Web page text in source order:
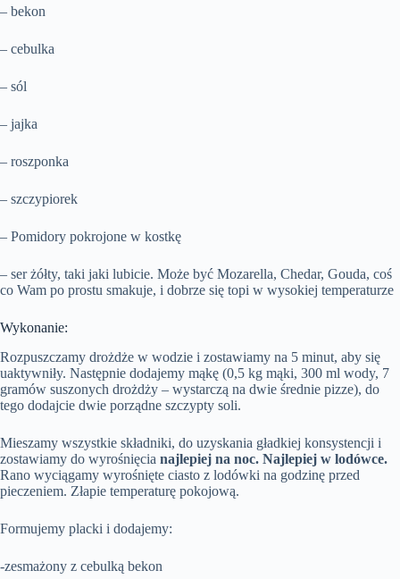
– bekon
– cebulka
– sól
– jajka
– roszponka
– szczypiorek
– Pomidory pokrojone w kostkę
– ser żółty, taki jaki lubicie. Może być Mozarella, Chedar, Gouda, coś
co Wam po prostu smakuje, i dobrze się topi w wysokiej temperaturze
Wykonanie:
Rozpuszczamy drożdże w wodzie i zostawiamy na 5 minut, aby się
uaktywniły. Następnie dodajemy mąkę (0,5 kg mąki, 300 ml wody, 7
gramów suszonych drożdży – wystarczą na dwie średnie pizze), do
tego dodajcie dwie porządne szczypty soli.
Mieszamy wszystkie składniki, do uzyskania gładkiej konsystencji i
zostawiamy do wyrośnięcia najlepiej na noc. Najlepiej w lodówce.
Rano wyciągamy wyrośnięte ciasto z lodówki na godzinę przed
pieczeniem. Złapie temperaturę pokojową.
Formujemy placki i dodajemy:
-zesmażony z cebulką bekon